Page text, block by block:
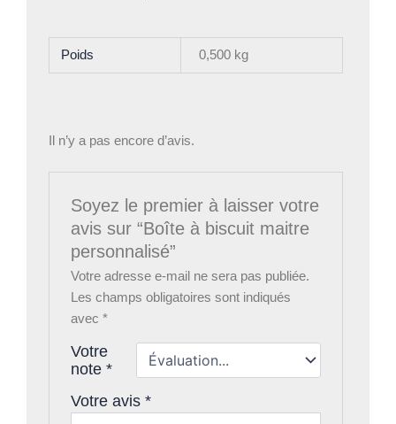
Poids 0,500 kg
Il n’y a pas encore d’avis.
Soyez le premier à laisser votre
avis sur “Boîte à biscuit maitre
personnalisé”
Votre adresse e-mail ne sera pas publiée.
Les champs obligatoires sont indiqués
avec*
Votre
note*
Votre avis*